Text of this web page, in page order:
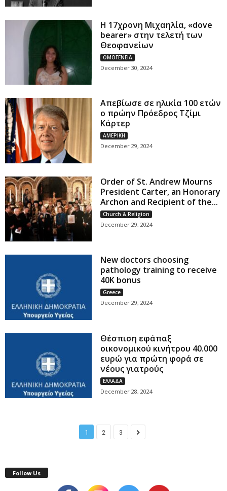
Η 17χρονη Μιχαηλία, «dove
bearer» στην τελετή των
Θεοφανείων
ΟΜΟΓΕΝΕΙΑ
December 30, 2024
Απεβίωσε σε ηλικία 100 ετών
ο πρώην Πρόεδρος Τζίμι
Κάρτερ
ΑΜΕΡΙΚΗ
December 29, 2024
Order of St. Andrew Mourns
President Carter, an Honorary
Archon and Recipient of the...
Church & Religion
December 29, 2024
New doctors choosing
pathology training to receive
40K bonus
Greece
December 29, 2024
Θέσπιση εφάπαξ
οικονομικού κινήτρου 40.000
ευρώ για πρώτη φορά σε
νέους γιατρούς
ΕΛΛΑΔΑ
December 28, 2024
1 2 3
Follow Us